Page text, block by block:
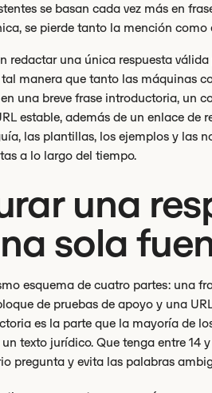
se basan cada vez más en
se pierde tanto la mención como
redactar una única respuesta
manera que tanto las máquinas
una breve frase introductoria, un
estable, además de un enlace de
las plantillas, los ejemplos y las
a lo largo del tiempo.
una
sola
esquema de cuatro partes: una
de pruebas de apoyo y una
es la parte que la mayoría de
texto jurídico. Que tenga entre 14
pregunta y evita las palabras